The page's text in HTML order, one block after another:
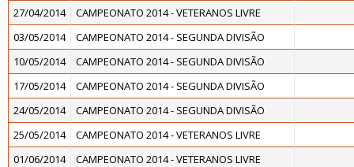
27/04/2014
CAMPEONATO 2014 - VETERANOS LIVRE
03/05/2014
CAMPEONATO 2014 - SEGUNDA DIVISÃO
10/05/2014
CAMPEONATO 2014 - SEGUNDA DIVISÃO
17/05/2014
CAMPEONATO 2014 - SEGUNDA DIVISÃO
24/05/2014
CAMPEONATO 2014 - SEGUNDA DIVISÃO
25/05/2014
CAMPEONATO 2014 - VETERANOS LIVRE
01/06/2014
CAMPEONATO 2014 - VETERANOS LIVRE